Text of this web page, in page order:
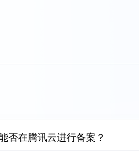
否在腾讯云进行备案？